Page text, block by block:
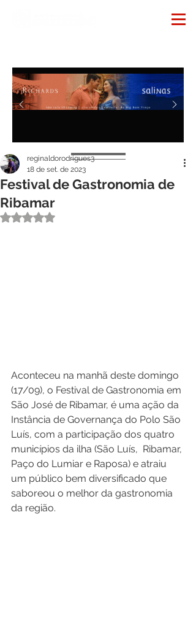
Festival de Gastronomia de
Ribamar
reginaldorodrigues3
18 de set. de 2023
Avaliado com NaN de 5 estrelas.
Aconteceu na manhã deste domingo
(17/09), o Festival de Gastronomia em
São José de Ribamar, é uma ação da
Instância de Governança do Polo São
Luís, com a participação dos quatro
municípios da ilha (São Luís,  Ribamar,
Paço do Lumiar e Raposa) e atraiu
um público bem diversificado que
saboreou o melhor da gastronomia
da região.